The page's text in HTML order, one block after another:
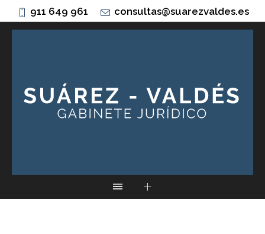
911 649 961 consultas@suarezvaldes.es